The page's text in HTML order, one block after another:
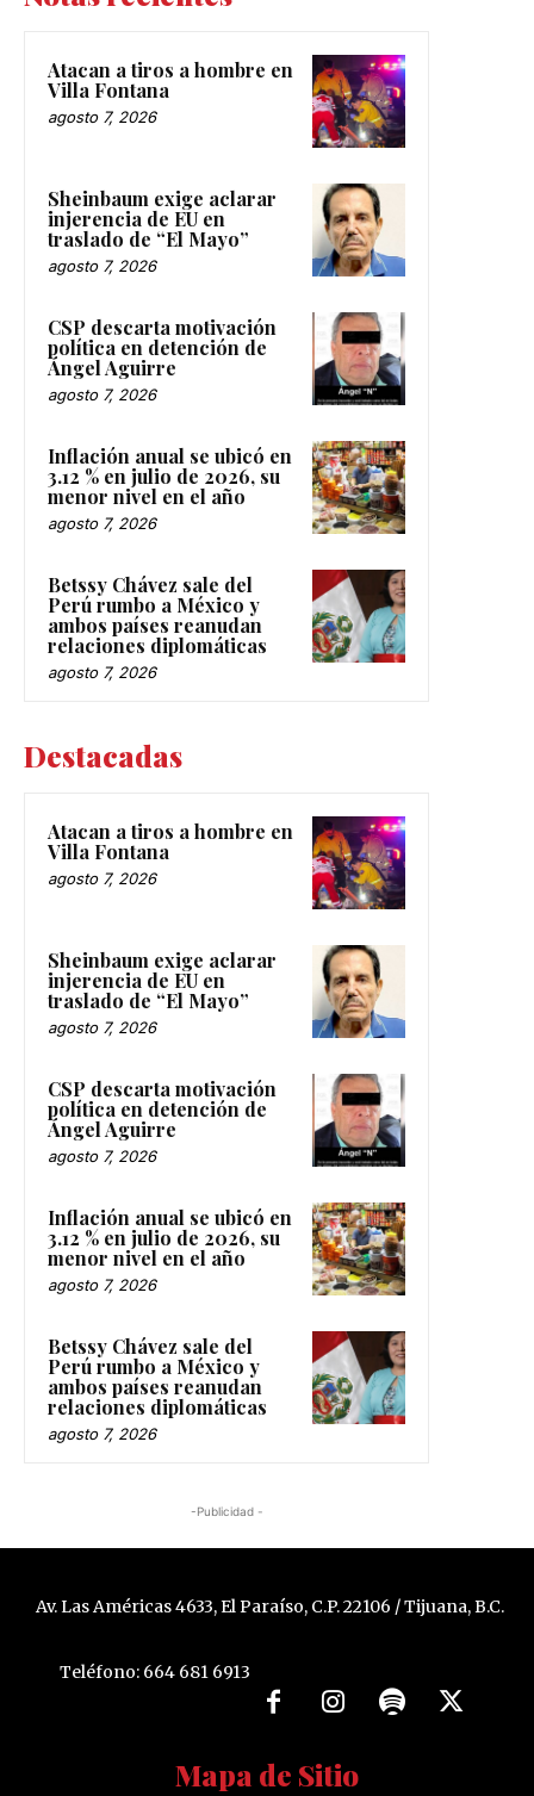
Atacan a tiros a hombre en
Villa Fontana
agosto 7, 2026
Sheinbaum exige aclarar
injerencia de EU en
traslado de “El Mayo”
agosto 7, 2026
CSP descarta motivación
política en detención de
Ángel Aguirre
agosto 7, 2026
Inflación anual se ubicó en
3.12 % en julio de 2026, su
menor nivel en el año
agosto 7, 2026
Betssy Chávez sale del
Perú rumbo a México y
ambos países reanudan
relaciones diplomáticas
agosto 7, 2026
Destacadas
Atacan a tiros a hombre en
Villa Fontana
agosto 7, 2026
Sheinbaum exige aclarar
injerencia de EU en
traslado de “El Mayo”
agosto 7, 2026
CSP descarta motivación
política en detención de
Ángel Aguirre
agosto 7, 2026
Inflación anual se ubicó en
3.12 % en julio de 2026, su
menor nivel en el año
agosto 7, 2026
Betssy Chávez sale del
Perú rumbo a México y
ambos países reanudan
relaciones diplomáticas
agosto 7, 2026
-Publicidad -
Av. Las Américas 4633, El Paraíso, C.P. 22106 / Tijuana, B.C.
Teléfono: 664 681 6913
Mapa de Sitio